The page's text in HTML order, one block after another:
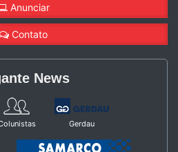
Anunciar
Contato
News
Gerdau